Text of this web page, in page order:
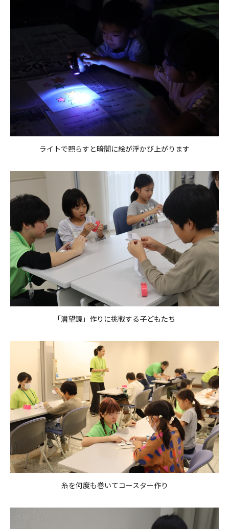
ライトで照らすと暗闇に絵が浮かび上がります
「潜望鏡」作りに挑戦する子どもたち
糸を何度も巻いてコースター作り